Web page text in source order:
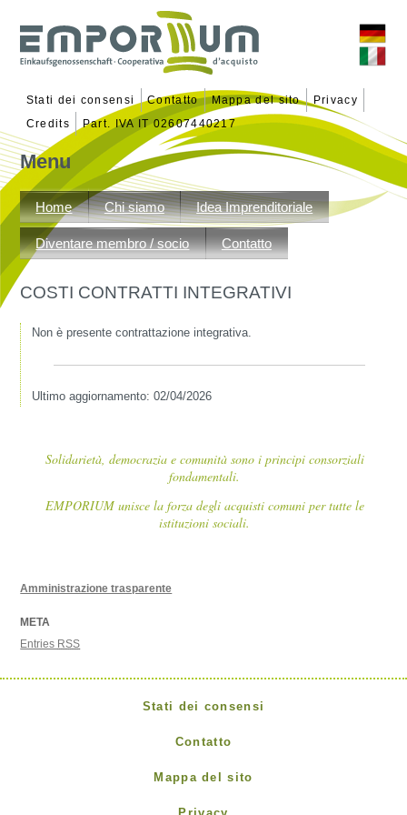
Stati dei consensi Contatto Mappa del sito
Privacy
Credits
Part. IVA IT 02607440217
Menu
Vai
al
contenuto
Home Chi siamo Idea Imprenditoriale
Diventare membro / socio Contatto
COSTI CONTRATTI INTEGRATIVI
Non è presente contrattazione integrativa.
Ultimo aggiornamento: 02/04/2026
Solidarietà, democrazia e comunità sono i principi consorziali
fondamentali.
EMPORIUM unisce la forza degli acquisti comuni per tutte le
istituzioni sociali.
Amministrazione trasparente
META
Entries RSS
Stati dei consensi
Contatto
Mappa del sito